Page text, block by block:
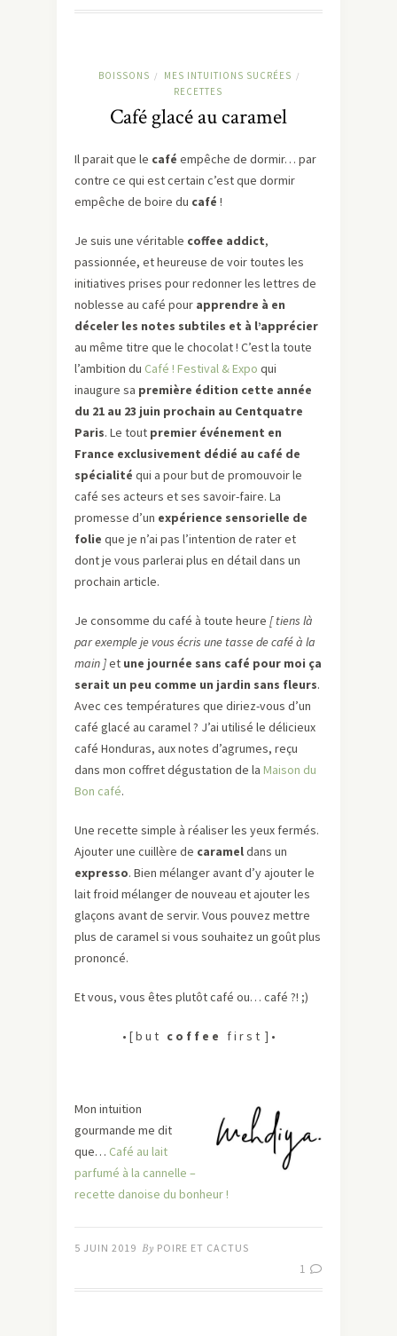
BOISSONS / MES INTUITIONS SUCRÉES /
RECETTES
Café glacé au caramel
Il parait que le café empêche de dormir… par
contre ce qui est certain c’est que dormir
empêche de boire du café !
Je suis une véritable coffee addict,
passionnée, et heureuse de voir toutes les
initiatives prises pour redonner les lettres de
noblesse au café pour apprendre à en
déceler les notes subtiles et à l’apprécier
au même titre que le chocolat ! C’est la toute
l’ambition du Café ! Festival & Expo qui
inaugure sa première édition cette année
du 21 au 23 juin prochain au Centquatre
Paris. Le tout premier événement en
France exclusivement dédié au café de
spécialité qui a pour but de promouvoir le
café ses acteurs et ses savoir-faire. La
promesse d’un expérience sensorielle de
folie que je n’ai pas l’intention de rater et
dont je vous parlerai plus en détail dans un
prochain article.
Je consomme du café à toute heure [tiens là
par exemple je vous écris une tasse de café à la
main ]et une journée sans café pour moi ça
serait un peu comme un jardin sans fleurs.
Avec ces températures que diriez-vous d’un
café glacé au caramel ? J’ai utilisé le délicieux
café Honduras, aux notes d’agrumes, reçu
dans mon coffret dégustation de la Maison du
Bon café.
Une recette simple à réaliser les yeux fermés.
Ajouter une cuillère de carameldans un
expresso. Bien mélanger avant d’y ajouter le
lait froid mélanger de nouveau et ajouter les
glaçons avant de servir. Vous pouvez mettre
plus de caramel si vous souhaitez un goût plus
prononcé.
Et vous, vous êtes plutôt café ou… café ?! ;)
• [ b u t c o f f e e f i r s t ] •
Mon intuition
gourmande me dit
que… Café au lait
parfumé à la cannelle –
recette danoise du bonheur !
5 JUIN 2019 By POIRE ET CACTUS
1